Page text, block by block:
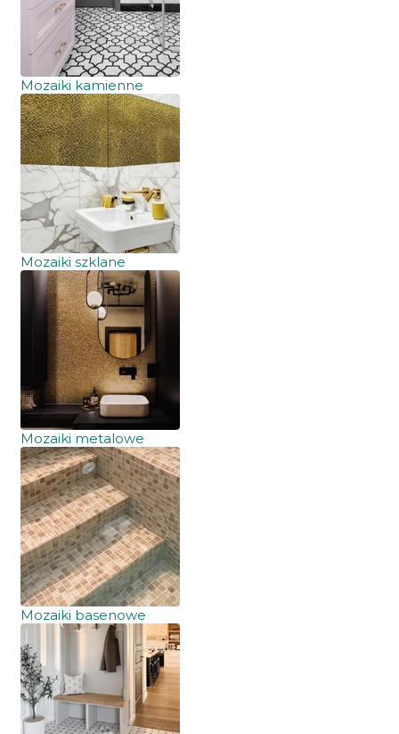
Mozaiki kamienne
Mozaiki szklane
Mozaiki metalowe
Mozaiki basenowe